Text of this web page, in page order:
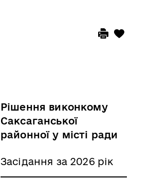
Рішення виконкому
Саксаганської
районної у місті ради
Засідання за 2026 рік